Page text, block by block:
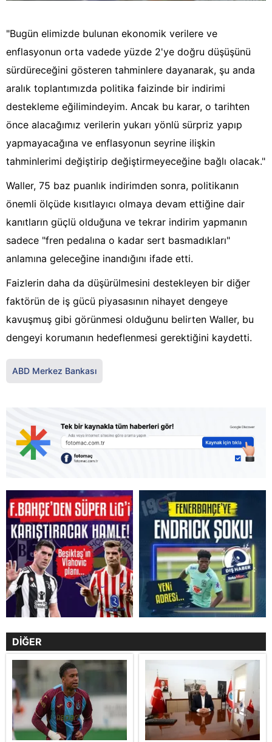
"Bugün elimizde bulunan ekonomik verilere ve
enflasyonun orta vadede yüzde 2'ye doğru düşüşünü
sürdüreceğini gösteren tahminlere dayanarak, şu anda
aralık toplantımızda politika faizinde bir indirimi
destekleme eğilimindeyim. Ancak bu karar, o tarihten
önce alacağımız verilerin yukarı yönlü sürpriz yapıp
yapmayacağına ve enflasyonun seyrine ilişkin
tahminlerimi değiştirip değiştirmeyeceğine bağlı olacak."
Waller, 75 baz puanlık indirimden sonra, politikanın
önemli ölçüde kısıtlayıcı olmaya devam ettiğine dair
kanıtların güçlü olduğuna ve tekrar indirim yapmanın
sadece "fren pedalına o kadar sert basmadıkları"
anlamına geleceğine inandığını ifade etti.
Faizlerin daha da düşürülmesini destekleyen bir diğer
faktörün de iş gücü piyasasının nihayet dengeye
kavuşmuş gibi görünmesi olduğunu belirten Waller, bu
dengeyi korumanın hedeflenmesi gerektiğini kaydetti.
ABD Merkez Bankası
DİĞER